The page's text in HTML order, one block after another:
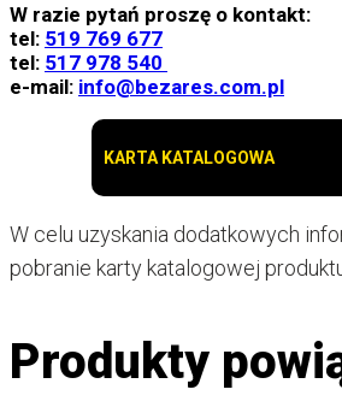
W razie pytań proszę o kontakt:
tel: 519 769 677
tel: 517 978 540
e-mail: info@bezares.com.pl
KARTA KATALOGOWA
W celu uzyskania dodatkowych
pobranie karty katalogowej
Produkty